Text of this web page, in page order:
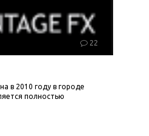
22
в 2010 году в городе
полностью